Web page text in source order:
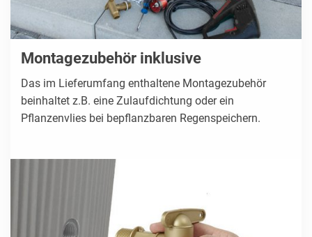
Montagezubehör inklusive
Das im Lieferumfang enthaltene Montagezubehör
beinhaltet z.B. eine Zulaufdichtung oder ein
Pflanzenvlies bei bepflanzbaren Regenspeichern.